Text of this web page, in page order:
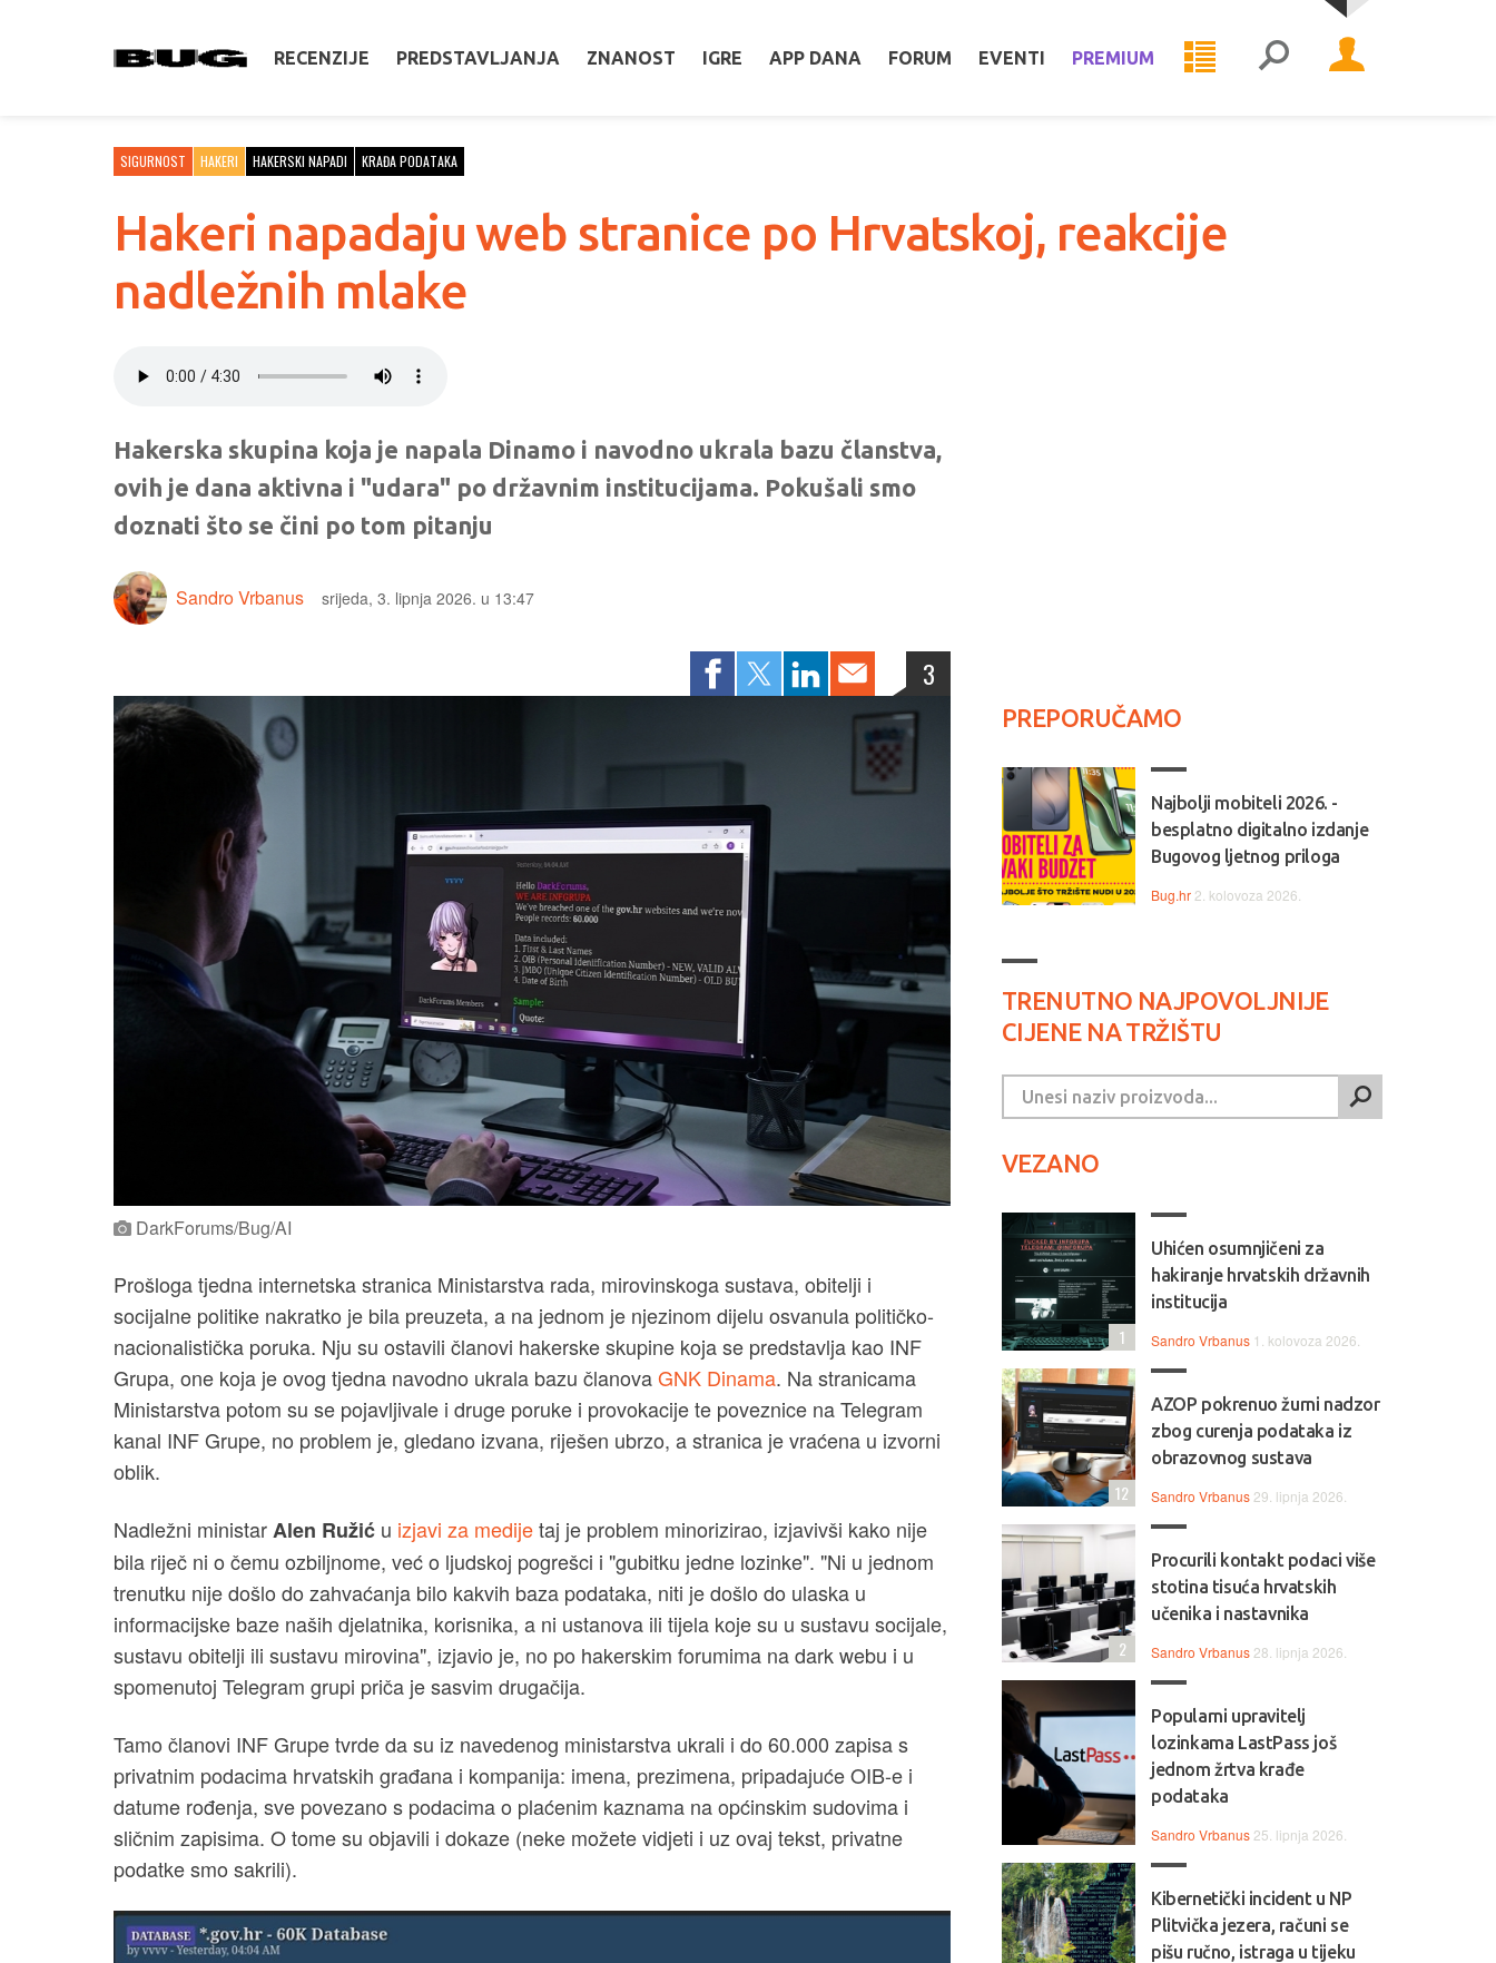
RECENZIJE PREDSTAVLJANJA ZNANOST IGRE APP DANA FORUM EVENTI PREMIUM
SIGURNOST HAKERI HAKERSKI NAPADI KRAĐA PODATAKA
Hakeri napadaju web stranice po Hrvatskoj, reakcije
nadležnih mlake
Hakerska skupina koja je napala Dinamo i navodno ukrala bazu članstva,
ovih je dana aktivna i "udara" po državnim institucijama. Pokušali smo
doznati što se čini po tom pitanju
Sandro Vrbanus srijeda, 3. lipnja 2026. u 13:47
3
DarkForums/Bug/AI
Prošloga tjedna internetska stranica Ministarstva rada, mirovinskoga sustava, obitelji i
socijalne politike nakratko je bila preuzeta, a na jednom je njezinom dijelu osvanula političko-
nacionalistička poruka. Nju su ostavili članovi hakerske skupine koja se predstavlja kao INF
Grupa, one koja je ovog tjedna navodno ukrala bazu članovaGNK Dinama. Na stranicama
Ministarstva potom su se pojavljivale i druge poruke i provokacije te poveznice na Telegram
kanal INF Grupe, no problem je, gledano izvana, riješen ubrzo, a stranica je vraćena u izvorni
oblik.
Nadležni ministarAlen Ružić u izjavi za medijetaj je problem minorizirao, izjavivši kako nije
bila riječ ni o čemu ozbiljnome, već o ljudskoj pogrešci i "gubitku jedne lozinke". "Ni u jednom
trenutku nije došlo do zahvaćanja bilo kakvih baza podataka, niti je došlo do ulaska u
informacijske baze naših djelatnika, korisnika, a ni ustanova ili tijela koje su u sustavu socijale,
sustavu obitelji ili sustavu mirovina", izjavio je, no po hakerskim forumima na dark webu i u
spomenutoj Telegram grupi priča je sasvim drugačija.
Tamo članovi INF Grupe tvrde da su iz navedenog ministarstva ukrali i do 60.000 zapisa s
privatnim podacima hrvatskih građana i kompanija: imena, prezimena, pripadajuće OIB-e i
datume rođenja, sve povezano s podacima o plaćenim kaznama na općinskim sudovima i
sličnim zapisima. O tome su objavili i dokaze (neke možete vidjeti i uz ovaj tekst, privatne
podatke smo sakrili).
PREPORUČAMO
Najbolji mobiteli 2026. -
besplatno digitalno izdanje
Bugovog ljetnog priloga
Bug.hr 2. kolovoza 2026.
TRENUTNO NAJPOVOLJNIJE
CIJENE NA TRŽIŠTU
VEZANO
Uhićen osumnjičeni za
hakiranje hrvatskih državnih
institucija
Sandro Vrbanus 1. kolovoza 2026.
1
AZOP pokrenuo žurni nadzor
zbog curenja podataka iz
obrazovnog sustava
Sandro Vrbanus 29. lipnja 2026.
12
Procurili kontakt podaci više
stotina tisuća hrvatskih
učenika i nastavnika
Sandro Vrbanus 28. lipnja 2026.
2
Popularni upravitelj
lozinkama LastPass još
jednom žrtva krađe
podataka
Sandro Vrbanus 25. lipnja 2026.
Kibernetički incident u NP
Plitvička jezera, računi se
pišu ručno, istraga u tijeku